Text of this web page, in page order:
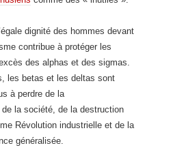
dignité des hommes devant
contribue à protéger les
des alphas et des sigmas.
les betas et les deltas sont
à perdre de la
la société, de la destruction
Révolution industrielle et de la
généralisée.